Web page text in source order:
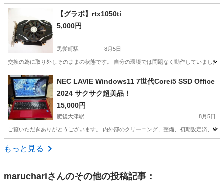
熊本 西辛島町駅
【グラボ】rtx1050ti
5,000円
黒髪町駅 8月5日
交換の為に取り外しそのままの状態です。 自分の環境では問題なく動作していまし
熊本 熊本市
NEC LAVIE Windows11 7世代Corei5 SSD Office
2024 サクサク超美品！
15,000円
肥後大津駅 8月5日
ご覧いただきありがとうございます。 内外部のクリーニング、整備、初期設定済、
熊本 菊池郡
もっと見る
maruchariさんのその他の投稿記事：